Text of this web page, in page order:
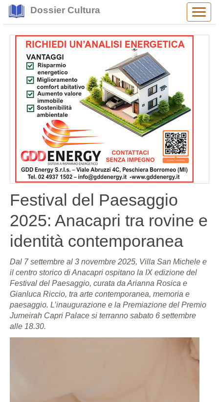
Dossier Cultura
Festival del Paesaggio
2025: Anacapri tra rovine e
identità contemporanea
Dal 7 settembre al 3 novembre 2025, Villa San Michele e
il centro storico di Anacapri ospitano la IX edizione del
Festival del Paesaggio, curata da Arianna Rosica e
Gianluca Riccio, tra arte contemporanea, memoria e
paesaggio. L’inaugurazione e la Premiazione del Premio
Jumeirah Capri Palace si terranno sabato 6 settembre
alle 18.30.